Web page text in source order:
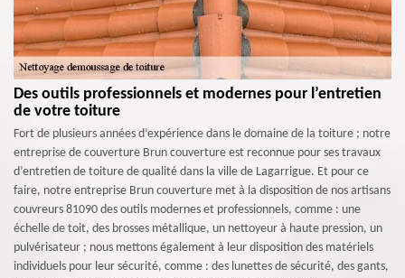
Des outils professionnels et modernes pour l’entretien
de votre toiture
Fort de plusieurs années d’expérience dans le domaine de la toiture ; notre
entreprise de couverture Brun couverture est reconnue pour ses travaux
d’entretien de toiture de qualité dans la ville de Lagarrigue. Et pour ce
faire, notre entreprise Brun couverture met à la disposition de nos artisans
couvreurs 81090 des outils modernes et professionnels, comme : une
échelle de toit, des brosses métallique, un nettoyeur à haute pression, un
pulvérisateur ; nous mettons également à leur disposition des matériels
individuels pour leur sécurité, comme : des lunettes de sécurité, des gants,